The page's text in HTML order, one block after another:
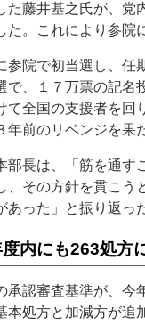
た藤井基之氏が、党
た。これにより参院
院で初当選し、任
で、１７万票の記名
て全国の支援者を
前のリベンジを果
長は、「筋を通す
、その方針を貫こう
あった」と振り返っ
内にも263処方
認審査基準が、今
本処方と加減方が追